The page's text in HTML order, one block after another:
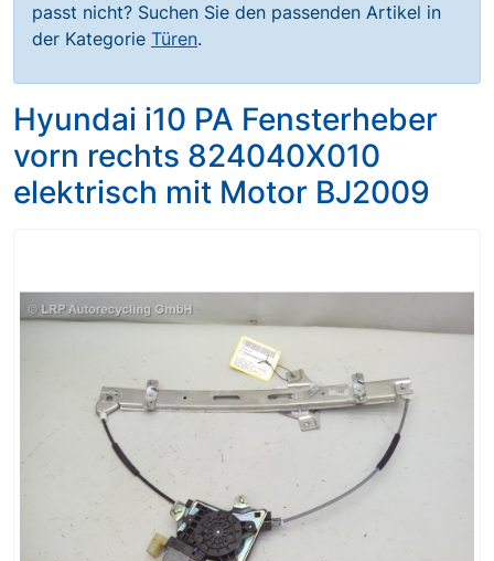
passt nicht? Suchen Sie den passenden Artikel in
der Kategorie Türen.
Hyundai i10 PA Fensterheber
vorn rechts 824040X010
elektrisch mit Motor BJ2009